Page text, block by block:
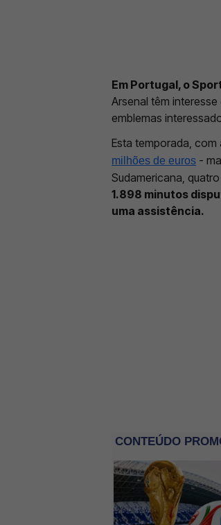
Em Portugal, o
Arsenal têm
emblemas
Esta temporada,
milhões de euros -
Sudamericana,
1.898 minutos
uma assistência.